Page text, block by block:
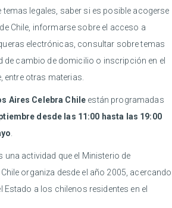
legales, saber si es posible acogerse
Chile, informarse sobre el acceso a
electrónicas, consultar sobre temas
de cambio de domicilio o inscripción en el
entre otras materias.
Aires Celebra Chile están programadas
desde las 11:00 hasta las 19:00
una actividad que el Ministerio de
organiza desde el año 2005, acercando
a los chilenos residentes en el